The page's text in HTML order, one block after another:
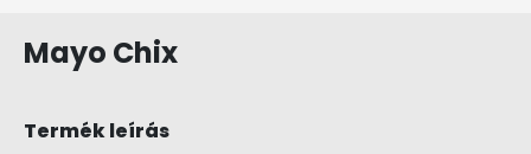
Mayo Chix
Termék leírás